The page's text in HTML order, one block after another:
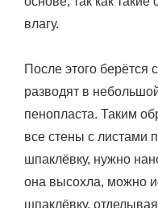
влагу.
После этого берётся
разводят в
пенопласта. Таким
все стены с листами
шпаклёвку, нужно
она высохла, можно
шпаклёвку,